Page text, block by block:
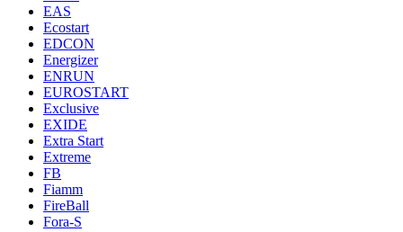
EAS
Ecostart
EDCON
Energizer
ENRUN
EUROSTART
Exclusive
EXIDE
Extra Start
Extreme
FB
Fiamm
FireBall
Fora-S